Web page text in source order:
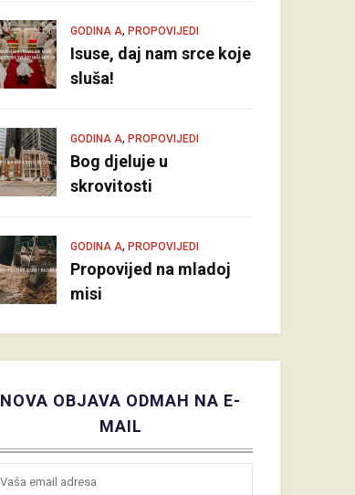
GODINA A, PROPOVIJEDI
Isuse, daj nam srce koje
sluša!
GODINA A, PROPOVIJEDI
Bog djeluje u
skrovitosti
GODINA A, PROPOVIJEDI
Propovijed na mladoj
misi
NOVA OBJAVA ODMAH NA E-
MAIL